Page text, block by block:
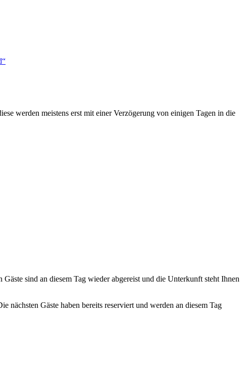
werden meistens erst mit einer Verzögerung von einigen Tagen in die
sind an diesem Tag wieder abgereist und die Unterkunft steht Ihnen
Gäste haben bereits reserviert und werden an diesem Tag